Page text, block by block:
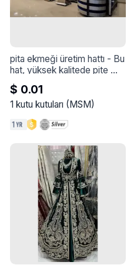
pita ekmeği üretim hattı - Bu
hat, yüksek kalitede pite
üretmek için özel olarak
tasarlanmıştır. Kusursuz bir
ürün elde etmek için hat
oluşmaktadır. Hamur topları
kesilir. Daha sonra hamur
yufkalarının inceltme işlemi
ve son olarak da mayalanma
işlemi yapılır. Ekmek ızgara
fırını ızgara sistemiyle
çalışmaktadır.
$ 0.01
1 kutu kutuları ( MSM)